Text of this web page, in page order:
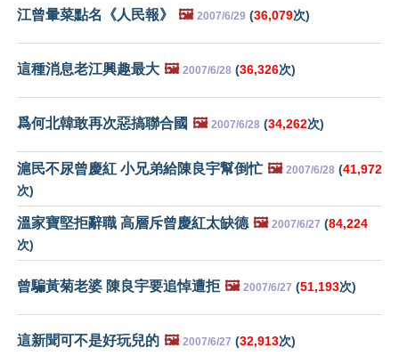
江曾暈菜點名《人民報》 🖼️ 2007/6/29 (36,079次)
這種消息老江興趣最大 🖼️ 2007/6/28 (36,326次)
爲何北韓敢再次惡搞聯合國 🖼️ 2007/6/28 (34,262次)
滬民不尿曾慶紅 小兄弟給陳良宇幫倒忙 🖼️ 2007/6/28 (41,972
次)
溫家寶堅拒辭職 高層斥曾慶紅太缺德 🖼️ 2007/6/27 (84,224
次)
曾騙黃菊老婆 陳良宇要追悼遭拒 🖼️ 2007/6/27 (51,193次)
這新聞可不是好玩兒的 🖼️ 2007/6/27 (32,913次)